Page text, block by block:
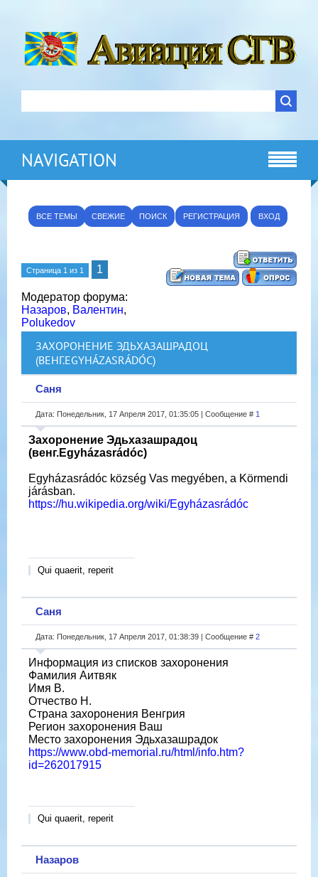
NAVIGATION
ВСЕ ТЕМЫ СВЕЖИЕ ПОИСК РЕГИСТРАЦИЯ ВХОД
Страница 1 из 1 1
Модератор форума:
Назаров, Валентин,
Polukedov
ЗАХОРОНЕНИЕ ЭДЬХАЗАШРАДОЦ
(ВЕНГ.EGYHÁZASRÁDÓC)
Саня
Дата: Понедельник, 17 Апреля 2017, 01:35:05 | Сообщение # 1
Захоронение Эдьхазашрадоц
(венг.Egyházasrádóc)
Egyházasrádóc község Vas megyében, a Körmendi
járásban.
https://hu.wikipedia.org/wiki/Egyházasrádóc
Qui quaerit, reperit
Саня
Дата: Понедельник, 17 Апреля 2017, 01:38:39 | Сообщение # 2
Информация из списков захоронения
Фамилия Аитвяк
Имя В.
Отчество Н.
Страна захоронения Венгрия
Регион захоронения Ваш
Место захоронения Эдьхазашрадок
https://www.obd-memorial.ru/html/info.htm?
id=262017915
Qui quaerit, reperit
Назаров